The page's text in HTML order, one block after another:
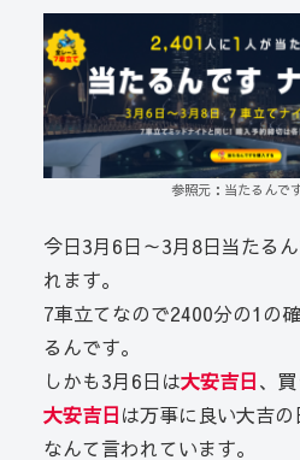
参照元：当たるんで
今日3月6日～3月8日当たる
れます。
7車立てなので2400分の1の
るんです。
しかも3月6日は大安吉日、
大安吉日は万事に良い大吉
なんて言われています。